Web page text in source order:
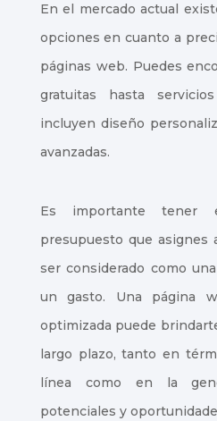
En el mercado actual
opciones en cuanto a
páginas web. Puedes
gratuitas hasta
incluyen diseño
avanzadas.
Es importante tener
presupuesto que asignes
ser considerado como
un gasto. Una página
optimizada puede
largo plazo, tanto en
línea como en la
potenciales y